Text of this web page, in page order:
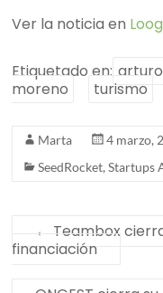
Ver la noticia en
Etiquetado en: arturo
moreno
turismo
Marta
4 marzo,
SeedRocket,Startups
←
Teambox
financiación